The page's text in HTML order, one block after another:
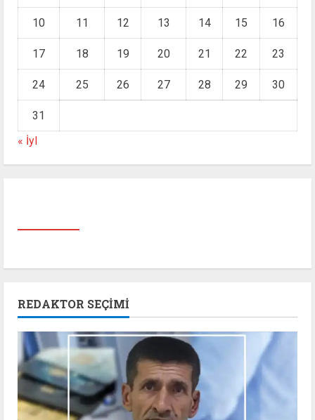
10 11 12 13 14 15 16
17 18 19 20 21 22 23
24 25 26 27 28 29 30
31
« İyl
REDAKTOR SEÇIMI